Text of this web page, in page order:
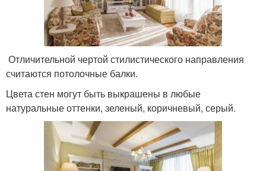
Отличительной чертой стилистического направления
считаются потолочные балки.
Цвета стен могут быть выкрашены в любые
натуральные оттенки, зеленый, коричневый, серый.